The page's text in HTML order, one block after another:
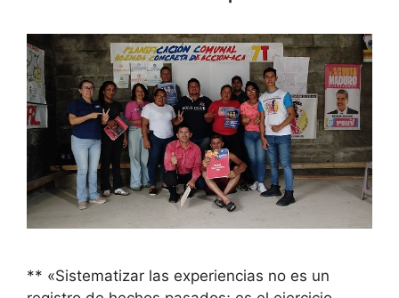
** «Sistematizar las experiencias no es un